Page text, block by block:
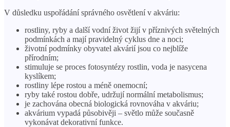
V důsledku uspořádání správného osvětlení v akváriu:
rostliny, ryby a další vodní život žijí v příznivých světelných
podmínkách a mají pravidelný cyklus dne a noci;
životní podmínky obyvatel akvárií jsou co nejblíže
přírodním;
stimuluje se proces fotosyntézy rostlin, voda je nasycena
kyslíkem;
rostliny lépe rostou a méně onemocní;
ryby také rostou dobře, udržují normální metabolismus;
je zachována obecná biologická rovnováha v akváriu;
akvárium vypadá působivěji – světlo může současně
vykonávat dekorativní funkce.